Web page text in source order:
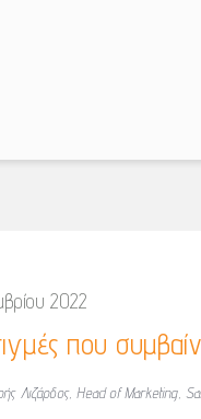
2022
που
Λιζάρδος, Head of Marketing,